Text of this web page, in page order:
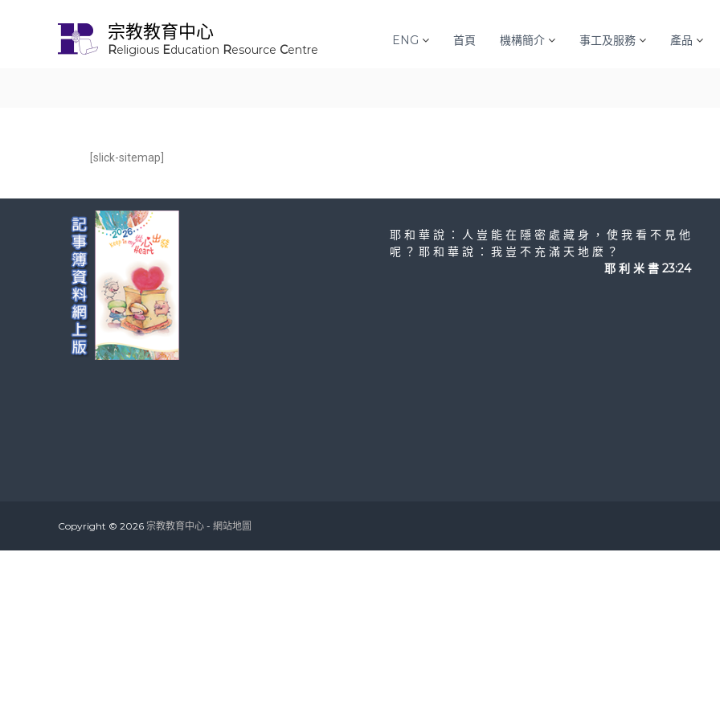
宗教教育中心
Religious Education Resource Centre
ENG 首頁 機構簡介 事工及服務 產品
[slick-sitemap]
耶 和 華 說 ： 人 豈 能 在 隱 密 處 藏 身 ， 使 我 看 不 見 他
呢 ？ 耶 和 華 說 ： 我 豈 不 充 滿 天 地 麼 ？
耶 利 米 書 23:24
Copyright © 2026 宗教教育中心 - 網站地圖